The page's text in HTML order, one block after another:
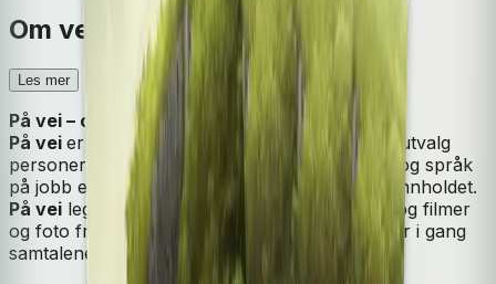
Om verket
Les mer
På vei – og på jobb!
På vei er et begynnerverk i norsk. Vi følger et utvalg
personer i dagliglivet, hvor vanlige situasjoner og språk
på jobb er en naturlig og engasjerende del av innholdet.
På vei legger vekt på uttale og muntlig språk, og filmer
og foto fra arbeidslivet og andre områder setter i gang
samtalene.